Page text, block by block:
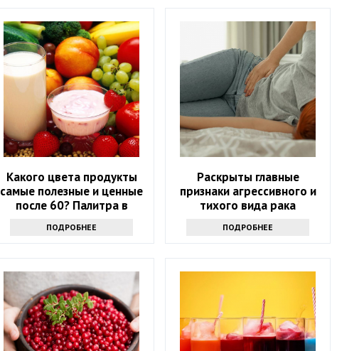
Какого цвета продукты
самые полезные и ценные
после 60? Палитра в
ПОДРОБНЕЕ
Раскрыты главные
признаки агрессивного и
тихого вида рака
ПОДРОБНЕЕ